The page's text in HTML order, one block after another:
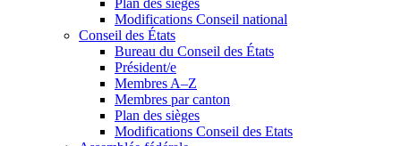
Plan des sièges
Modifications Conseil national
Conseil des États
Bureau du Conseil des États
Président/e
Membres A–Z
Membres par canton
Plan des sièges
Modifications Conseil des Etats